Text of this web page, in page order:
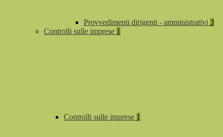
Provvedimenti dirigenti - amministrativi 3
Controlli sulle imprese 1
Controlli sulle imprese 1